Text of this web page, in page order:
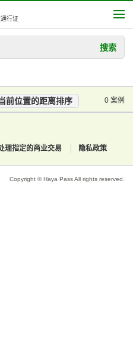
行证
搜索
前位置的距离排序 0 案例
理指定的商业交易 隐私政策
Copyright © Haya Pass All rights reserved.